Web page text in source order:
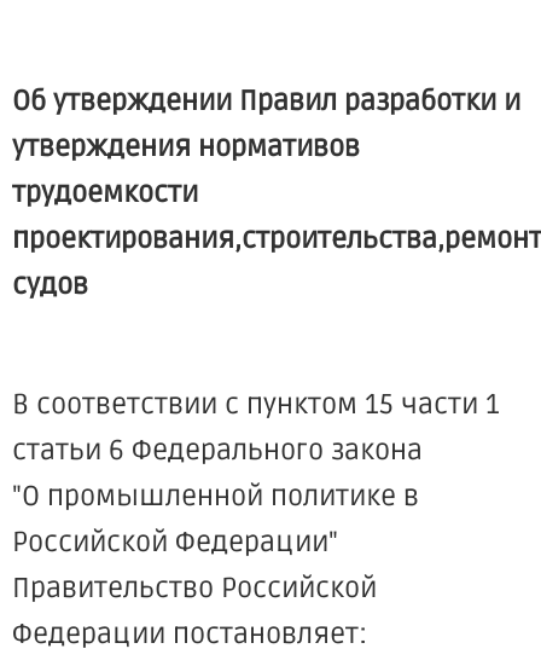
Об утверждении Правил разработки и
утверждения нормативов
трудоемкости
судов
В соответствии с пунктом 15 части 1
статьи 6 Федерального закона
"О промышленной политике в
Российской Федерации"
Правительство Российской
Федерации постановляет: